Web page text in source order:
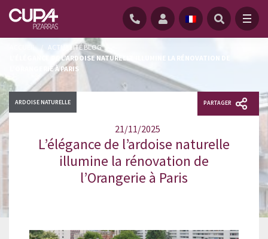
ACCUEIL / ACTUALITÉ BLOG
L’ÉLÉGANCE DE L’ARDOISE NATURELLE ILLUMINE LA RÉNOVATION DE
L’ORANGERIE À PARIS
ARDOISE NATURELLE
21/11/2025
PARTAGER
L’élégance de l’ardoise naturelle
illumine la rénovation de
l’Orangerie à Paris